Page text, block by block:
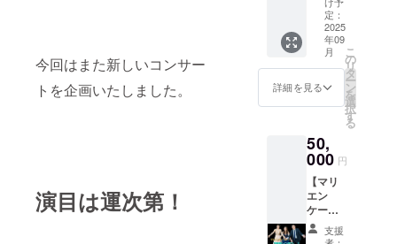
今回はまた新しいコンサー
トを企画いたしました。
演目は運次第！
たしま
す。 ※
日程は
相談の
上で決
定しま
法は
zoomを
使用し
ます。
メール
にてパ
スワー
礼の
メッ
セージ
をお送
りしま
す。 お
礼の
メッ
を収録
した動
画の
URLを
メール
にて送
らせて
いただ
定：
2025
年09
月
詳細を見る
こ
の
リ
タ
ー
ン
を
選
択
す
る
50,
000 円
【マリ
エン
ケー
ファー2
時間レ
支援